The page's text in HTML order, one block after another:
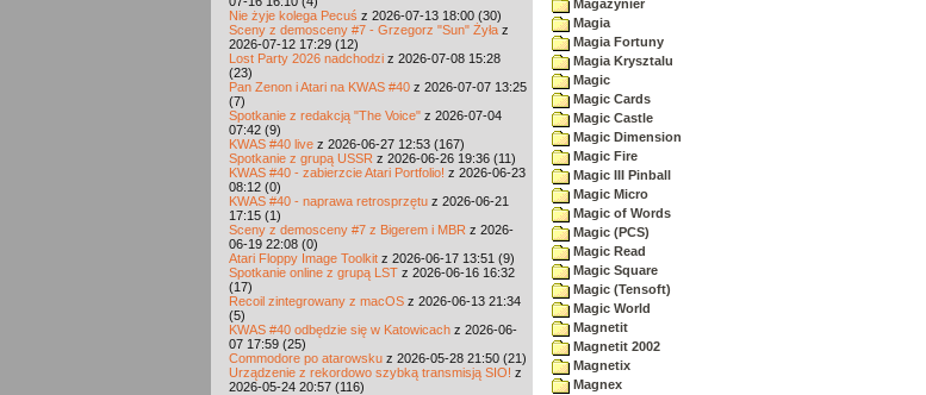
Nie żyje kolega Pecuś z 2026-07-13 18:00 (30)
Sceny z demosceny #7 - Grzegorz "Sun" Żyła z
2026-07-12 17:29 (12)
Lost Party 2026 nadchodzi z 2026-07-08 15:28
(23)
Pan Zenon i Atari na KWAS #40 z 2026-07-07 13:25
(7)
Spotkanie z redakcją "The Voice" z 2026-07-04
07:42 (9)
KWAS #40 live z 2026-06-27 12:53 (167)
Spotkanie z grupą USSR z 2026-06-26 19:36 (11)
KWAS #40 - zabierzcie Atari Portfolio! z 2026-06-23
08:12 (0)
KWAS #40 - naprawa retrosprzętu z 2026-06-21
17:15 (1)
Sceny z demosceny #7 z Bigerem i MBR z 2026-
06-19 22:08 (0)
Atari Floppy Image Toolkit z 2026-06-17 13:51 (9)
Spotkanie online z grupą LST z 2026-06-16 16:32
(17)
Recoil zintegrowany z macOS z 2026-06-13 21:34
(5)
KWAS #40 odbędzie się w Katowicach z 2026-06-
07 17:59 (25)
Commodore po atarowsku z 2026-05-28 21:50 (21)
Urządzenie z rekordowo szybką transmisją SIO! z
2026-05-24 20:57 (116)
Magazynier
Magia
Magia Fortuny
Magia Krysztalu
Magic
Magic Cards
Magic Castle
Magic Dimension
Magic Fire
Magic III Pinball
Magic Micro
Magic of Words
Magic (PCS)
Magic Read
Magic Square
Magic (Tensoft)
Magic World
Magnetit
Magnetit 2002
Magnetix
Magnex